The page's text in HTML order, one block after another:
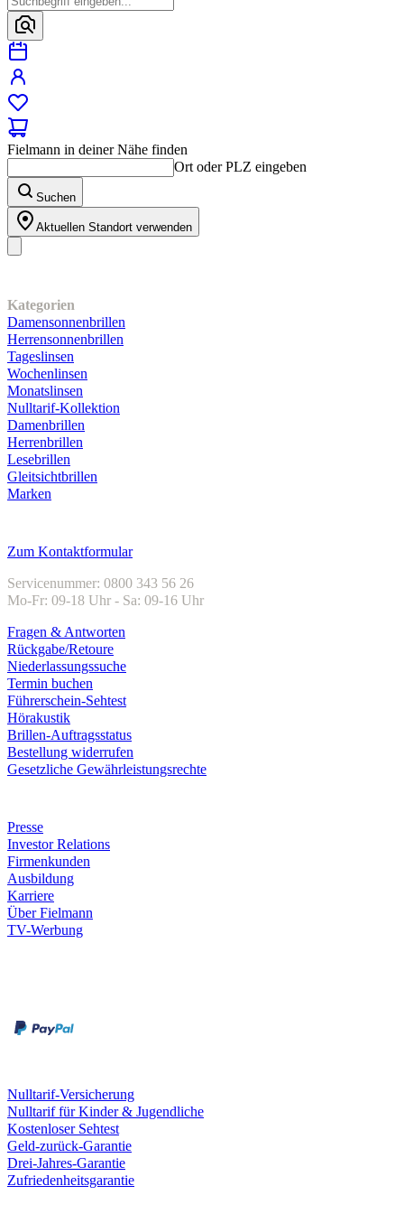
Fielmann in deiner Nähe finden
Ort oder PLZ eingeben
Suchen
Aktuellen Standort verwenden
Kategorien
Damensonnenbrillen
Herrensonnenbrillen
Tageslinsen
Wochenlinsen
Monatslinsen
Nulltarif-Kollektion
Damenbrillen
Herrenbrillen
Lesebrillen
Gleitsichtbrillen
Marken
Zum Kontaktformular
Servicenummer: 0800 343 56 26
Mo-Fr: 09-18 Uhr - Sa: 09-16 Uhr
Fragen & Antworten
Rückgabe/Retoure
Niederlassungssuche
Termin buchen
Führerschein-Sehtest
Hörakustik
Brillen-Auftragsstatus
Bestellung widerrufen
Gesetzliche Gewährleistungsrechte
Presse
Investor Relations
Firmenkunden
Ausbildung
Karriere
Über Fielmann
TV-Werbung
Nulltarif-Versicherung
Nulltarif für Kinder & Jugendliche
Kostenloser Sehtest
Geld-zurück-Garantie
Drei-Jahres-Garantie
Zufriedenheitsgarantie